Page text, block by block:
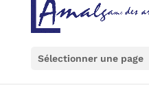
Sélectionner une page